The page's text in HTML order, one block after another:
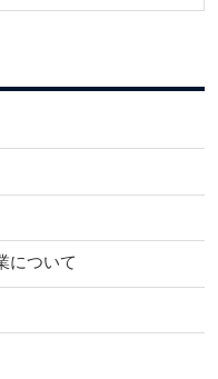
について